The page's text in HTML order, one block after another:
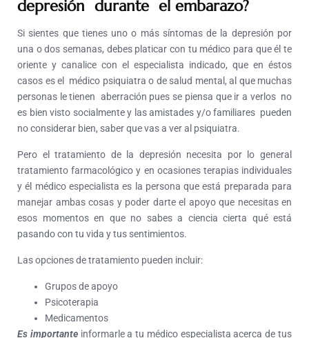
depresión durante el embarazo?
Si sientes que tienes uno o más síntomas de la depresión por
una o dos semanas, debes platicar con tu médico para que él te
oriente y canalice con el especialista indicado, que en éstos
casos es el médico psiquiatra o de salud mental, al que muchas
personas le tienen aberración pues se piensa que ir a verlos no
es bien visto socialmente y las amistades y/o familiares pueden
no considerar bien, saber que vas a ver al psiquiatra.
Pero el tratamiento de la depresión necesita por lo general
tratamiento farmacológico y en ocasiones terapias individuales
y él médico especialista es la persona que está preparada para
manejar ambas cosas y poder darte el apoyo que necesitas en
esos momentos en que no sabes a ciencia cierta qué está
pasando con tu vida y tus sentimientos.
Las opciones de tratamiento pueden incluir:
Grupos de apoyo
Psicoterapia
Medicamentos
Es importanteinformarle a tu médico especialista acerca de tus